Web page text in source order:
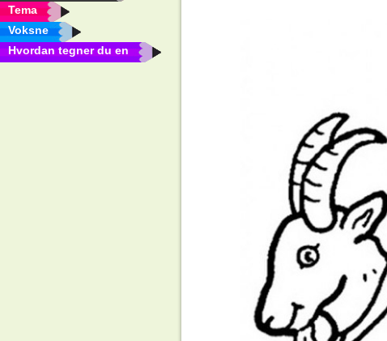
Tema
Voksne
Hvordan tegner du en